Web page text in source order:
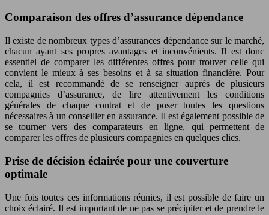
Comparaison des offres d’assurance dépendance
Il existe de nombreux types d’assurances dépendance sur le marché,
chacun ayant ses propres avantages et inconvénients. Il est donc
essentiel de comparer les différentes offres pour trouver celle qui
convient le mieux à ses besoins et à sa situation financière. Pour
cela, il est recommandé de se renseigner auprès de plusieurs
compagnies d’assurance, de lire attentivement les conditions
générales de chaque contrat et de poser toutes les questions
nécessaires à un conseiller en assurance. Il est également possible de
se tourner vers des comparateurs en ligne, qui permettent de
comparer les offres de plusieurs compagnies en quelques clics.
Prise de décision éclairée pour une couverture
optimale
Une fois toutes ces informations réunies, il est possible de faire un
choix éclairé. Il est important de ne pas se précipiter et de prendre le